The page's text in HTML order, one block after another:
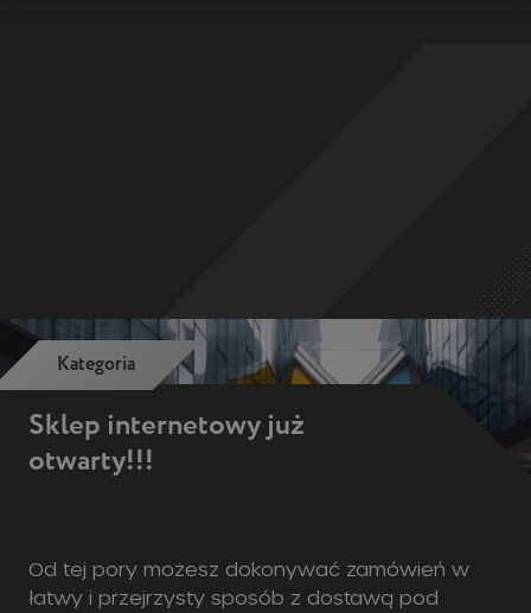
Kategoria
Sklep internetowy już
otwarty!!!
Od tej pory możesz dokonywać zamówień w
łatwy i przejrzysty sposób z dostawą pod